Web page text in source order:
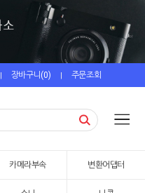
| 장바구니(0) | 주문조회
카메라부속 변환어댑터